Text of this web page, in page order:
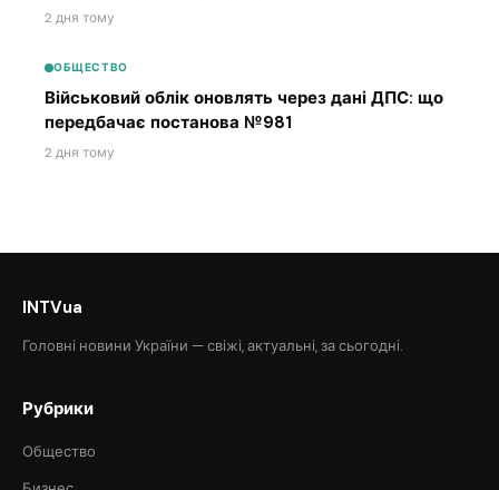
2 дня тому
ОБЩЕСТВО
Військовий облік оновлять через дані ДПС: що
передбачає постанова №981
2 дня тому
INTVua
Головні новини України — свіжі, актуальні, за сьогодні.
Рубрики
Общество